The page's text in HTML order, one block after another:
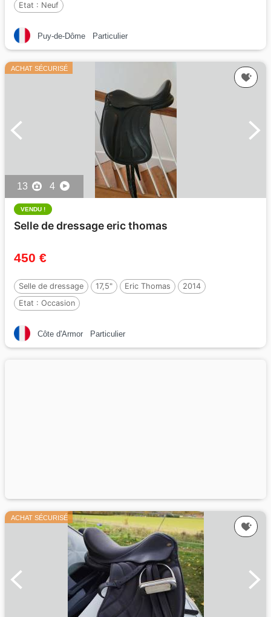
Etat : Neuf
Puy-de-Dôme Particulier
ACHAT SÉCURISÉ
13 4
VENDU !
Selle de dressage eric thomas
450 €
Selle de dressage 17,5" Eric Thomas
2014
Etat : Occasion
Côte d'Armor Particulier
ACHAT SÉCURISÉ